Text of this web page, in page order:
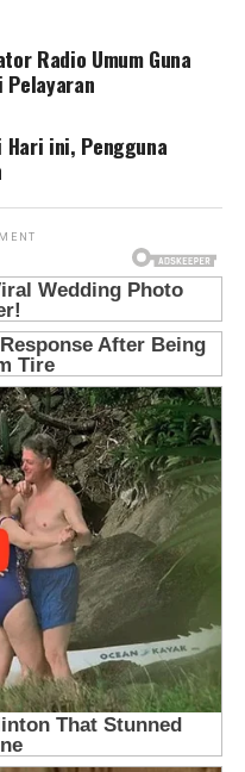
Radio Umum Guna
Pelayaran
ini, Pengguna